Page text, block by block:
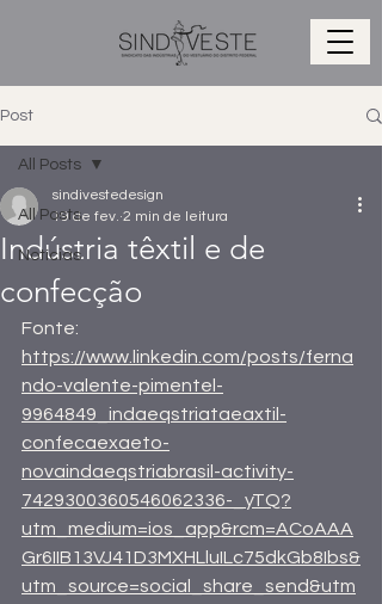
Post
All Posts
Notícias
All Posts
Indústria têxtil e de
confecção
sindivestedesign
19 de fev. 2 min de leitura
Fonte:
https://www.linkedin.com/posts/ferna
ndo-valente-pimentel-
9964849_indaeqstriataeaxtil-
confecaexaeto-
novaindaeqstriabrasil-activity-
7429300360546062336-_yTQ?
utm_medium=ios_app&rcm=ACoAAA
Gr6IIB13VJ41D3MXHLluILc75dkGb8Ibs&
utm_source=social_share_send&utm